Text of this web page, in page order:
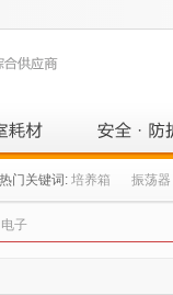
热门关键词: 培养箱 振荡器
子